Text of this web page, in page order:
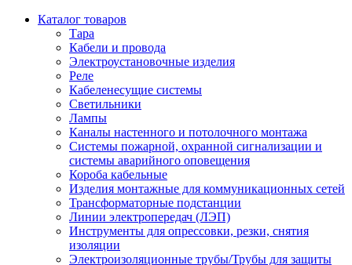
Каталог товаров
Тара
Кабели и провода
Электроустановочные изделия
Реле
Кабеленесущие системы
Светильники
Лампы
Каналы настенного и потолочного монтажа
Системы пожарной, охранной сигнализации и
системы аварийного оповещения
Короба кабельные
Изделия монтажные для коммуникационных сетей
Трансформаторные подстанции
Линии электропередач (ЛЭП)
Инструменты для опрессовки, резки, снятия
изоляции
Электроизоляционные трубы/Трубы для защиты